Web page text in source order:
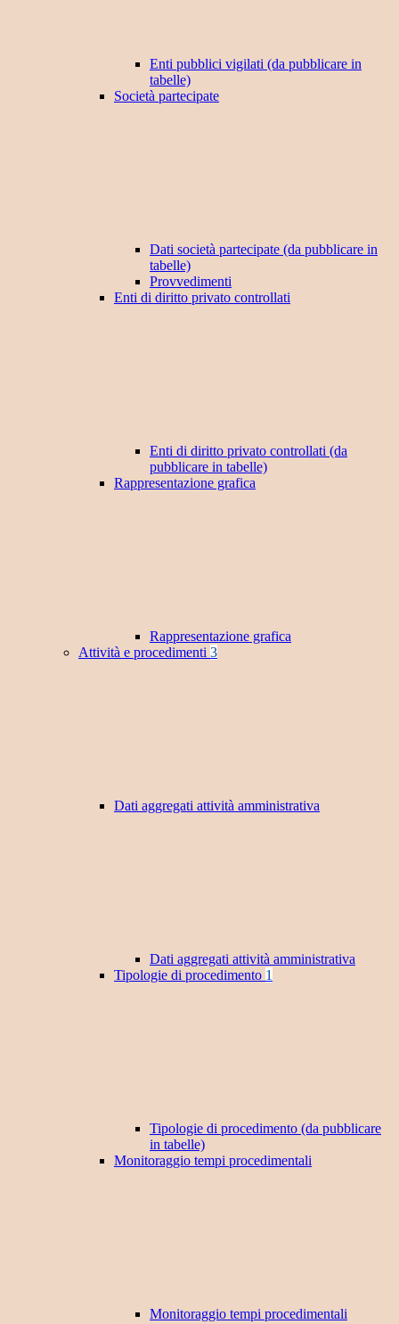
Enti pubblici vigilati (da pubblicare in
tabelle)
Società partecipate
Dati società partecipate (da pubblicare in
tabelle)
Provvedimenti
Enti di diritto privato controllati
Enti di diritto privato controllati (da
pubblicare in tabelle)
Rappresentazione grafica
Rappresentazione grafica
Attività e procedimenti 3
Dati aggregati attività amministrativa
Dati aggregati attività amministrativa
Tipologie di procedimento 1
Tipologie di procedimento (da pubblicare
in tabelle)
Monitoraggio tempi procedimentali
Monitoraggio tempi procedimentali